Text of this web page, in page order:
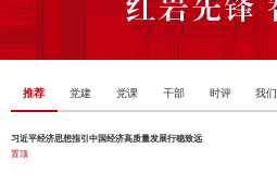
推荐 党建 党课 干部 时评 我们
习近平经济思想指引中国经济高质量发展行稳致远
置顶